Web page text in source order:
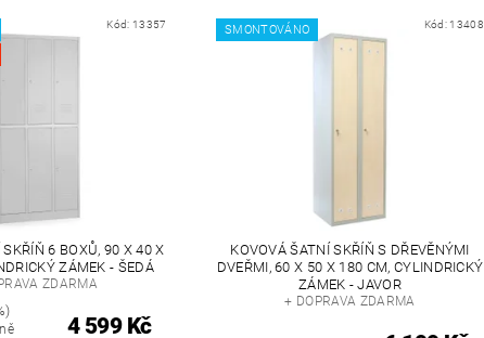
Kód: 13357
6 BOXŮ, 90 X 40 X
ZÁMEK - ŠEDÁ
ZDARMA
4 599 Kč
SMONTOVÁNO Kód: 13408
KOVOVÁ ŠATNÍ SKŘÍŇ S DŘEVĚNÝMI
DVEŘMI, 60 X 50 X 180 CM, CYLINDRICKÝ
ZÁMEK - JAVOR
+ DOPRAVA ZDARMA